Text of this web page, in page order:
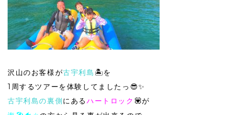
沢山のお客様が古宇利島 🏝を
1周するツアーを体験してましたっ😎✨
古宇利島の裏側にあるハートロック 💟が